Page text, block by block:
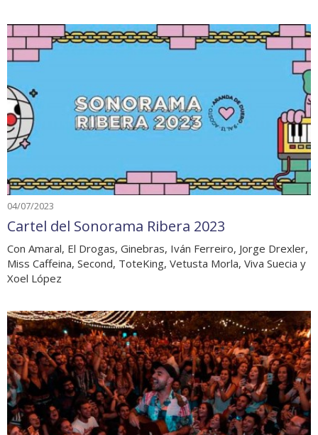
04/07/2023
Cartel del Sonorama Ribera 2023
Con Amaral, El Drogas, Ginebras, Iván Ferreiro, Jorge Drexler,
Miss Caffeina, Second, ToteKing, Vetusta Morla, Viva Suecia y
Xoel López